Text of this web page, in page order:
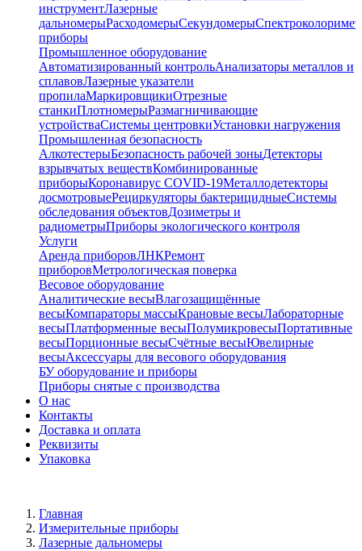
инструментЛазерные
дальномерыРасходомерыСекундомеры
приборы
Промышленное оборудование
Автоматизированный контрольАнализаторы металлов и
сплавовЛазерные указатели
пропилаМаркировщикиОтрезные
станкиПлотномерыРазмагничивающие
устройстваСистемы центровкиУстановки нагружения
Промышленная безопасность
АлкотестерыБезопасность рабочей зоныДетекторы
взрывчатых веществКомбинированные
приборыКоронавирус COVID-19Металлодетекторы
досмотровыеРециркуляторы бактерицидныеСистемы
обследования объектовДозиметры и
радиометрыПриборы экологического контроля
Услуги
Аренда приборовЛНКРемонт
приборовМетрологическая поверка
Весовое оборудование
Аналитические весыВлагозащищённые
весыКомпараторы массыКрановые весыЛабораторные
весыПлатформенные весыПолумикровесыПортативные
весыПорционные весыСчётные весыЮвелирные
весыАксессуары для весового оборудования
БУ оборудование и приборы
Приборы снятые с производства
О нас
Контакты
Доставка и оплата
Реквизиты
Упаковка
Главная
Измерительные приборы
Лазерные дальномеры